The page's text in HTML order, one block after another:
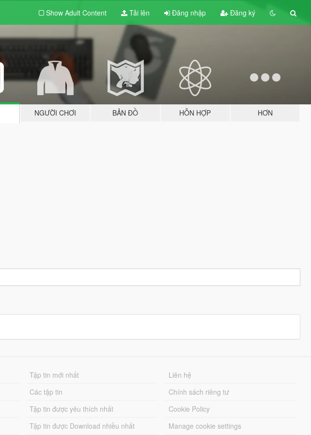
Show Adult Content Tải lên Đăng nhập Đăng ký
NGƯỜI CHƠI BẢN ĐỒ HỖN HỢP HƠN
Tập tin mới nhất
Các tập tin
Tập tin được yêu thích nhất
Tập tin được Download nhiều nhất
Liên hệ
Chính sách riêng tư
Cookie Policy
Manage cookie settings